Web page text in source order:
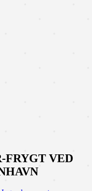
FRYGT VED